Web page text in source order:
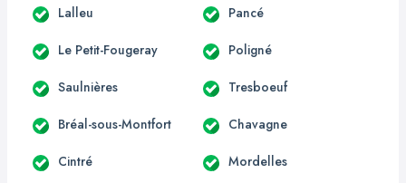
Lalleu Pancé
Le Petit-Fougeray Poligné
Saulnières Tresboeuf
Bréal-sous-Montfort Chavagne
Cintré Mordelles